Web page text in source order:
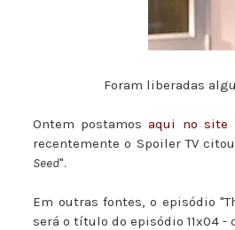
Foram liberadas
Ontem postamosaqui no site
recentemente o Spoiler TV
Seed".
Em outras fontes, o episódio
será o título do episódio 11x04 -